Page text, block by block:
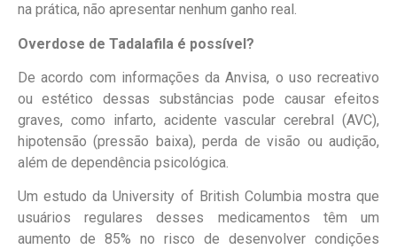
na prática, não apresentar nenhum ganho real.
Overdose de Tadalafila é possível?
De acordo com informações da Anvisa, o uso recreativo
ou estético dessas substâncias pode causar efeitos
graves, como infarto, acidente vascular cerebral (AVC),
hipotensão (pressão baixa), perda de visão ou audição,
além de dependência psicológica.
Um estudo da University of British Columbia mostra que
usuários regulares desses medicamentos têm um
aumento de 85% no risco de desenvolver condições